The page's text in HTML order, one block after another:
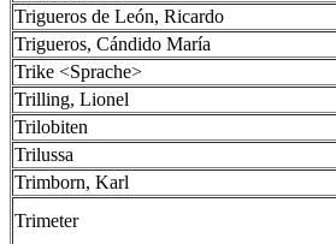
Trigueros de León, Ricardo
Trigueros, Cándido María
Trike <Sprache>
Trilling, Lionel
Trilobiten
Trilussa
Trimborn, Karl
Trimeter